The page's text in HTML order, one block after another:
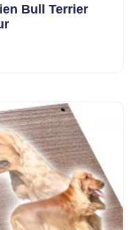
Bull Terrier